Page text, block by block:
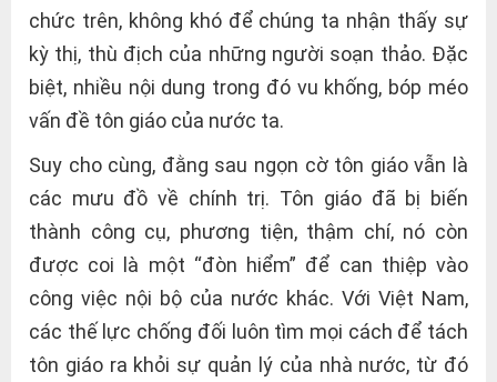
chức trên, không khó để chúng ta nhận thấy sự
kỳ thị, thù địch của những người soạn thảo. Đặc
biệt, nhiều nội dung trong đó vu khống, bóp méo
vấn đề tôn giáo của nước ta.
Suy cho cùng, đằng sau ngọn cờ tôn giáo vẫn là
các mưu đồ về chính trị. Tôn giáo đã bị biến
thành công cụ, phương tiện, thậm chí, nó còn
được coi là một “đòn hiểm” để can thiệp vào
công việc nội bộ của nước khác. Với Việt Nam,
các thế lực chống đối luôn tìm mọi cách để tách
tôn giáo ra khỏi sự quản lý của nhà nước, từ đó